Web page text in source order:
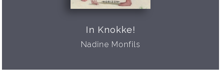
In Knokke!
Nadine Monfils